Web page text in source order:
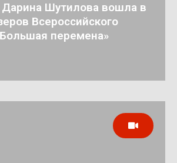
Дарина Шутилова вошла в
Всероссийского
перемена»